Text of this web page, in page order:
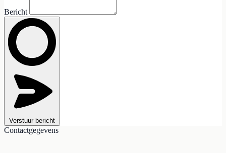
Bericht
Verstuur bericht
Contactgegevens